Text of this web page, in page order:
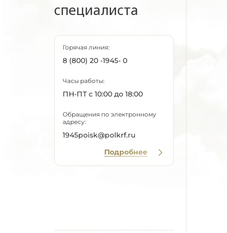
специалиста
Горячая линия:
8 (800) 20 -1945- 0
Часы работы:
ПН-ПТ с 10:00 до 18:00
Обращения по электронному
адресу:
1945poisk@polkrf.ru
Подробнее